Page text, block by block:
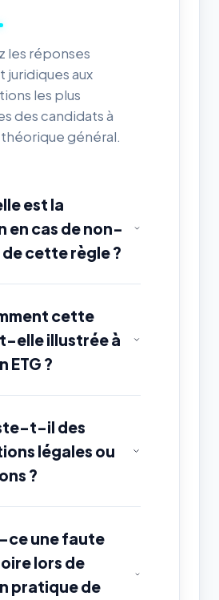
les réponses
juridiques aux
les plus
des candidats à
général.
est la
en cas de non-
cette règle ?
cette
elle illustrée à
ETG ?
t-il des
légales ou
?
ce une faute
lors de
pratique de